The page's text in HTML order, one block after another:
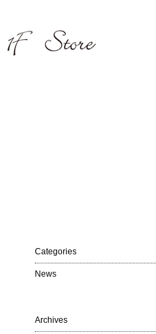
Categories
News
Archives